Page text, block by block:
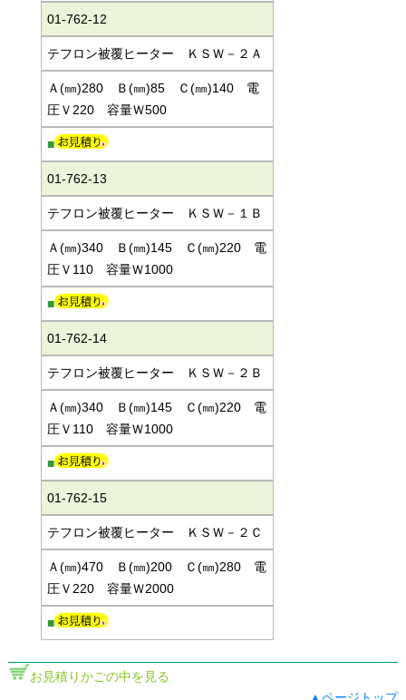
01-762-12
テフロン被覆ヒーター ＫＳＷ－２Ａ
Ａ(㎜)280 Ｂ(㎜)85 Ｃ(㎜)140 電
圧Ｖ220 容量Ｗ500
■
01-762-13
テフロン被覆ヒーター ＫＳＷ－１Ｂ
Ａ(㎜)340 Ｂ(㎜)145 Ｃ(㎜)220 電
圧Ｖ110 容量Ｗ1000
■
01-762-14
テフロン被覆ヒーター ＫＳＷ－２Ｂ
Ａ(㎜)340 Ｂ(㎜)145 Ｃ(㎜)220 電
圧Ｖ110 容量Ｗ1000
■
01-762-15
テフロン被覆ヒーター ＫＳＷ－２Ｃ
Ａ(㎜)470 Ｂ(㎜)200 Ｃ(㎜)280 電
圧Ｖ220 容量Ｗ2000
■
お見積りかごの中を見る